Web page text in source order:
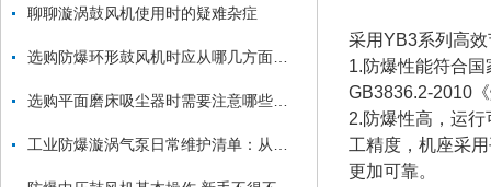
聊聊漩涡鼓风机使用时的疑难杂症
采用YB3系列高
1.防爆性能符合
GB3836.2-2010
2.防爆性高，运
工精度，机座采
更加可靠。